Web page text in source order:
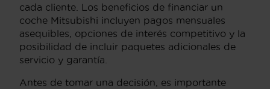
cada cliente. Los beneficios de financiar un
coche Mitsubishi incluyen pagos mensuales
asequibles, opciones de interés competitivo y la
posibilidad de incluir paquetes adicionales de
servicio y garantía.
Antes de tomar una decisión, es importante